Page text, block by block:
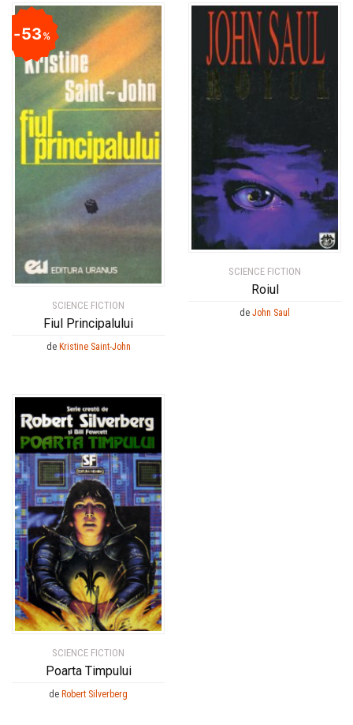
SCIENCE FICTION
Fiul Principalului
53%
de Kristine Saint-John
SCIENCE FICTION
Roiul
de John Saul
SCIENCE FICTION
Poarta Timpului
de Robert Silverberg